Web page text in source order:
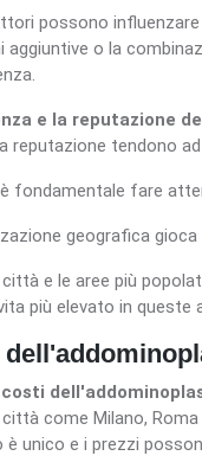
possono
aggiuntive o la
e la reputazione
reputazione tendono
fondamentale fare
geografica
città e le aree più
più elevato in queste
città come Milano,
è unico e i prezzi